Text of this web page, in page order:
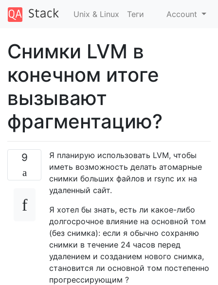
Unix & Linux Теги Account
Снимки LVM в
конечном итоге
вызывают
фрагментацию?
9
Я планирую использовать LVM, чтобы
иметь возможность делать атомарные
снимки больших файлов и rsync их на
удаленный сайт.
Я хотел бы знать, есть ли какое-либо
долгосрочное влияние на основной том
(без снимка): если я обычно сохраняю
снимки в течение 24 часов перед
удалением и созданием нового снимка,
становится ли основной том постепенно
прогрессирующим ?